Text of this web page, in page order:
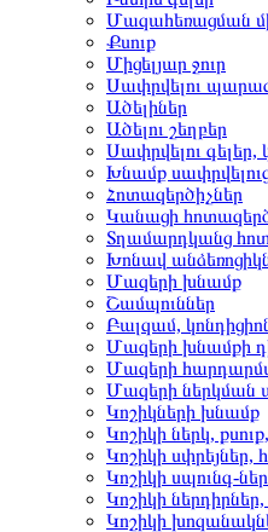
Մազահեռացման
Քսուք
Միցելյար ջուր
Սափրվելու
Ածելիներ
Ածելու շեղբեր
Սափրվելու գելեր,
Խնամք
Հոտազերծիչներ
Կանացի
Տղամարդկանց
Խոնավ
Մազերի խնամք
Շամպուններ
Բալզամ,
Մազերի խնամքի
Մազերի
Մազերի ներկման
Կոշիկների խնամք
Կոշիկի ներկ,
Կոշիկի սփրեյներ,
Կոշիկի սպունգ-
Կոշիկի
Կոշիկի